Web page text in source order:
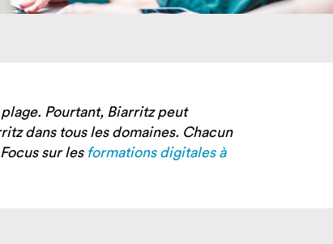
Pourtant, Biarritz peut
dans tous les domaines. Chacun
sur les formations digitales à
Masterclass